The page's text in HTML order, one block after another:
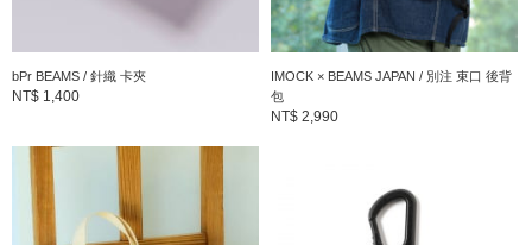
FREE
素材 ：
商品編號 ：
bPr BEAMS / 針織 卡夾
NT$ 1,400
IMOCK × BEAMS JAPAN / 別注 束口 後背
包
NT$ 2,990